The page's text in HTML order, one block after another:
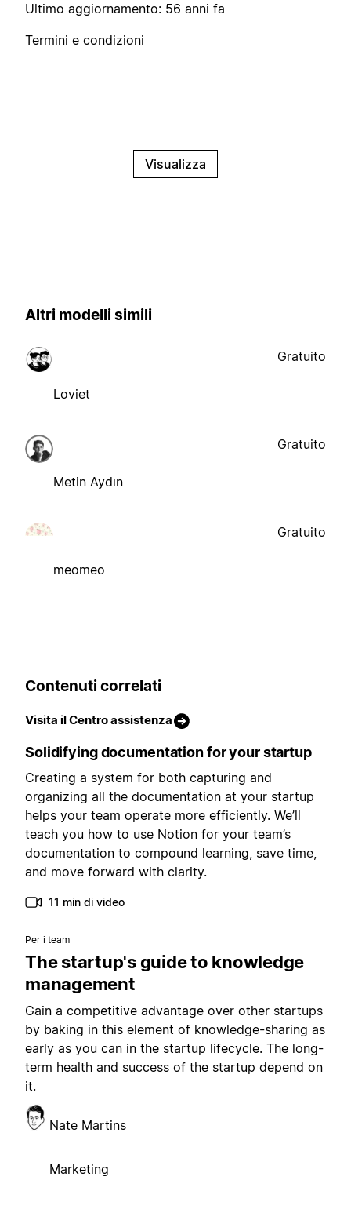
Ultimo aggiornamento: 56 anni fa
Termini e condizioni
Visualizza
Altri modelli simili
Loviet
Gratuito
Metin Aydın
Gratuito
meomeo
Gratuito
Contenuti correlati
Visita il Centro assistenza
Solidifying documentation for your startup
Creating a system for both capturing and
organizing all the documentation at your startup
helps your team operate more efficiently. We’ll
teach you how to use Notion for your team’s
documentation to compound learning, save time,
and move forward with clarity.
11 min di video
Per i team
The startup's guide to knowledge
management
Gain a competitive advantage over other startups
by baking in this element of knowledge-sharing as
early as you can in the startup lifecycle. The long-
term health and success of the startup depend on
it.
Nate Martins
Marketing